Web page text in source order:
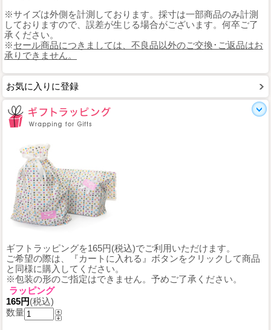
※サイズは外側を計測しております。採寸は一部商品のみ計測
しておりますので、誤差が生じる場合がございます。何卒ご了
承ください。
※セール商品につきましては、不良品以外のご交換･ご返品はお
承りできません。
お気に入りに登録
ギフトラッピングを165円(税込)でご利用いただけます。
ご希望の際は、『カートに入れる』ボタンをクリックして商品
と同様に購入してください。
※包装の形のご指定はできません。予めご了承ください。
ラッピング
165円(税込)
数量